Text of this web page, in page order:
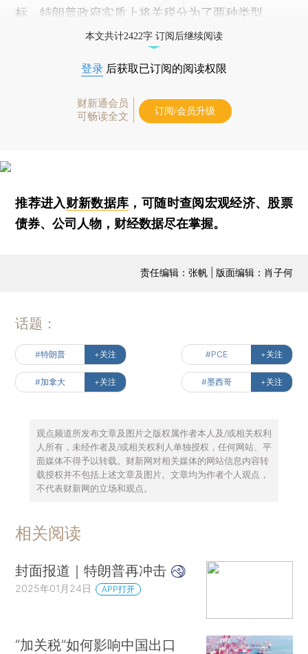
标，特朗普政府实质上将关税分为了两种类型。
本文共计2422字 订阅后继续阅读
登录 后获取已订阅的阅读权限
财新通会员
可畅读全文
订阅/会员升级
推荐进入财新数据库 ，可随时查阅宏观经济、股票
债券、公司人物，财经数据尽在掌握。
责任编辑：张帆 | 版面编辑：肖子何
话题：
#特朗普 +关注 #PCE +关注
#加拿大 +关注 #墨西哥 +关注
观点频道所发布文章及图片之版权属作者本人及/或相关权利
人所有，未经作者及/或相关权利人单独授权，任何网站、平
面媒体不得予以转载。财新网对相关媒体的网站信息内容转
载授权并不包括上述文章及图片。文章均为作者个人观点，
不代表财新网的立场和观点。
相关阅读
封面报道｜特朗普再冲击
2025年01月24日 APP打开
“加关税”如何影响中国出口